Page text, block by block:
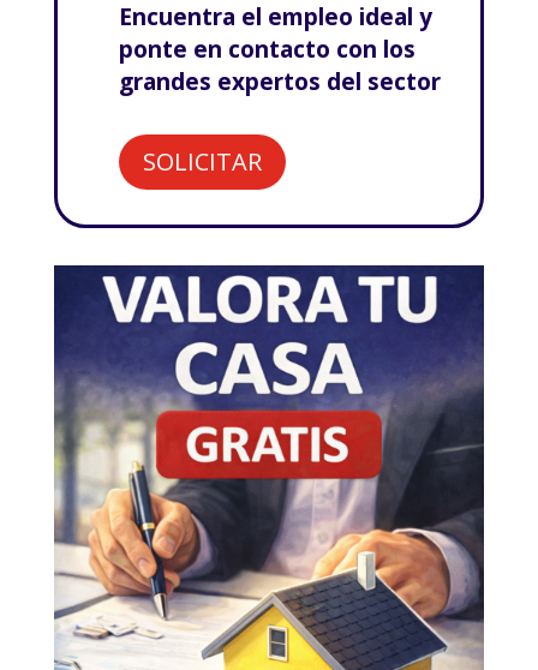
Encuentra el empleo ideal y
ponte en contacto con los
grandes expertos del sector
SOLICITAR